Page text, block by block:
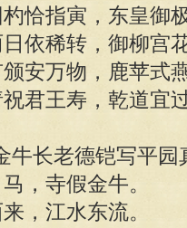
恰指寅，东皇御
依稀转，御柳宫
安万物，鹿苹式
君王寿，乾道宜
牛长老德铠写平园
，寺假金牛。
，江水东流。